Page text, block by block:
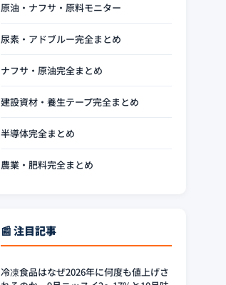
原油・ナフサ・原料モニター
尿素・アドブルー完全まとめ
ナフサ・原油完全まとめ
建設資材・養生テープ完全まとめ
半導体完全まとめ
農業・肥料完全まとめ
📰 注目記事
冷凍食品はなぜ2026年に何度も値上げさ